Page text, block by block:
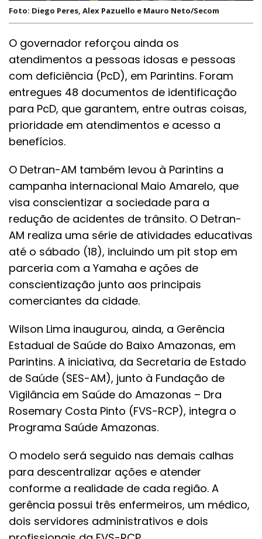
Foto: Diego Peres, Alex Pazuello e Mauro Neto/Secom
O governador reforçou ainda os
atendimentos a pessoas idosas e pessoas
com deficiência (PcD), em Parintins. Foram
entregues 48 documentos de identificação
para PcD, que garantem, entre outras coisas,
prioridade em atendimentos e acesso a
benefícios.
O Detran-AM também levou à Parintins a
campanha internacional Maio Amarelo, que
visa conscientizar a sociedade para a
redução de acidentes de trânsito. O Detran-
AM realiza uma série de atividades educativas
até o sábado (18), incluindo um pit stop em
parceria com a Yamaha e ações de
conscientização junto aos principais
comerciantes da cidade.
Wilson Lima inaugurou, ainda, a Gerência
Estadual de Saúde do Baixo Amazonas, em
Parintins. A iniciativa, da Secretaria de Estado
de Saúde (SES-AM), junto à Fundação de
Vigilância em Saúde do Amazonas – Dra
Rosemary Costa Pinto (FVS-RCP), integra o
Programa Saúde Amazonas.
O modelo será seguido nas demais calhas
para descentralizar ações e atender
conforme a realidade de cada região. A
gerência possui três enfermeiros, um médico,
dois servidores administrativos e dois